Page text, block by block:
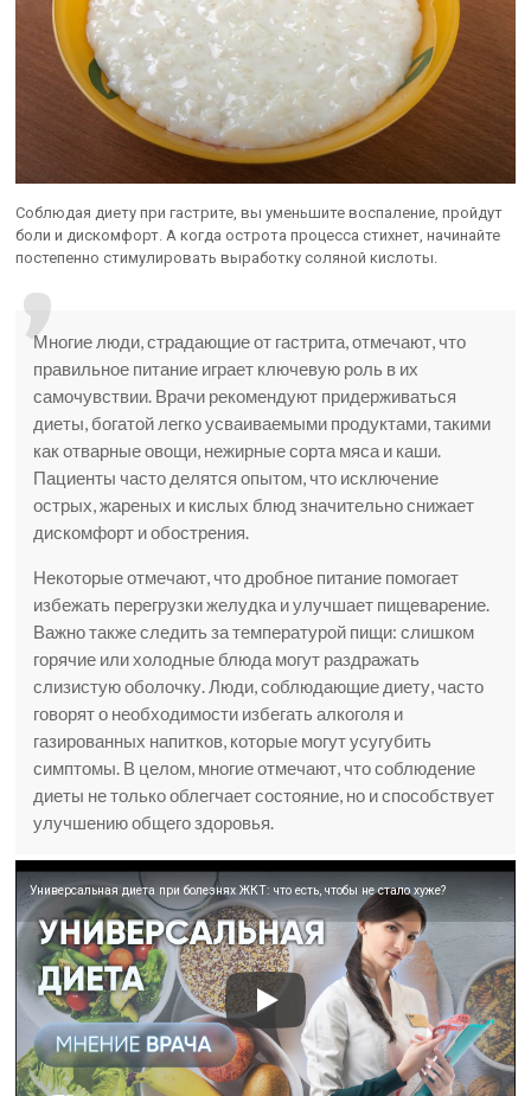
Соблюдая диету при гастрите, вы уменьшите воспаление, пройдут
боли и дискомфорт. А когда острота процесса стихнет, начинайте
постепенно стимулировать выработку соляной кислоты.
Многие люди, страдающие от гастрита, отмечают, что
правильное питание играет ключевую роль в их
самочувствии. Врачи рекомендуют придерживаться
диеты, богатой легко усваиваемыми продуктами, такими
как отварные овощи, нежирные сорта мяса и каши.
Пациенты часто делятся опытом, что исключение
острых, жареных и кислых блюд значительно снижает
дискомфорт и обострения.
Некоторые отмечают, что дробное питание помогает
избежать перегрузки желудка и улучшает пищеварение.
Важно также следить за температурой пищи: слишком
горячие или холодные блюда могут раздражать
слизистую оболочку. Люди, соблюдающие диету, часто
говорят о необходимости избегать алкоголя и
газированных напитков, которые могут усугубить
симптомы. В целом, многие отмечают, что соблюдение
диеты не только облегчает состояние, но и способствует
улучшению общего здоровья.
Универсальная диета при болезнях ЖКТ: что есть, чтобы не стало хуже?